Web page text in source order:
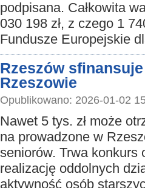
podpisana. Całkowita
030 198 zł, z czego 1
Fundusze Europejskie
Rzeszów
Rzeszowie
Opublikowano: 2026-01-02
Nawet 5 tys. zł może
na prowadzone w
seniorów. Trwa konkurs
realizację oddolnych
aktywność osób